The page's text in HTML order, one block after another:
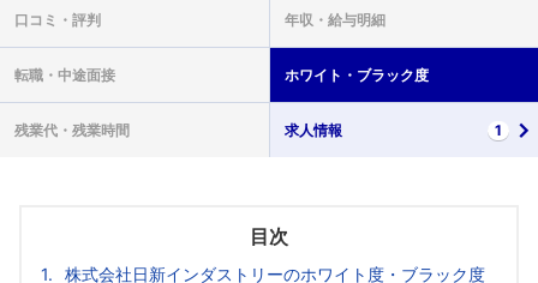
口コミ・ 評判 年収・ 給与明細
転職・ 中途面接 ホワイト・ ブラック度
残業代・ 残業時間 求人情報 1
目次
株式会社日新インダストリーのホワイト度・ブラック度